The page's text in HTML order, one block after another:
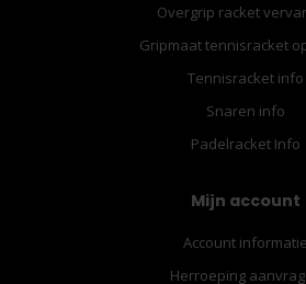
Overgrip racket
Gripmaat tennisracket
Tennisracket info
Snaren info
Padelracket Info
Mijn account
Account informatie
Herroeping